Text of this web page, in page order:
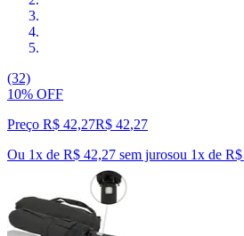
(32)
10% OFF
Preço R$ 42,27R$ 42,27
Ou 1x de R$ 42,27 sem jurosou 1x de